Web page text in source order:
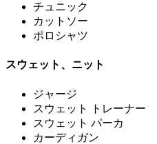
チュニック
カットソー
ポロシャツ
スウェット、ニット
ジャージ
スウェット トレーナー
スウェット パーカ
カーディガン